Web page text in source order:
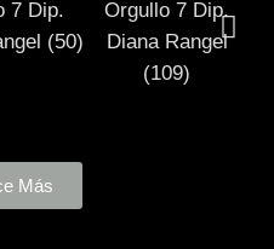
Más